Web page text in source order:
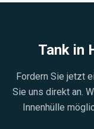
Tank in
Fordern Sie jetzt
Sie uns direkt an.
Innenhülle